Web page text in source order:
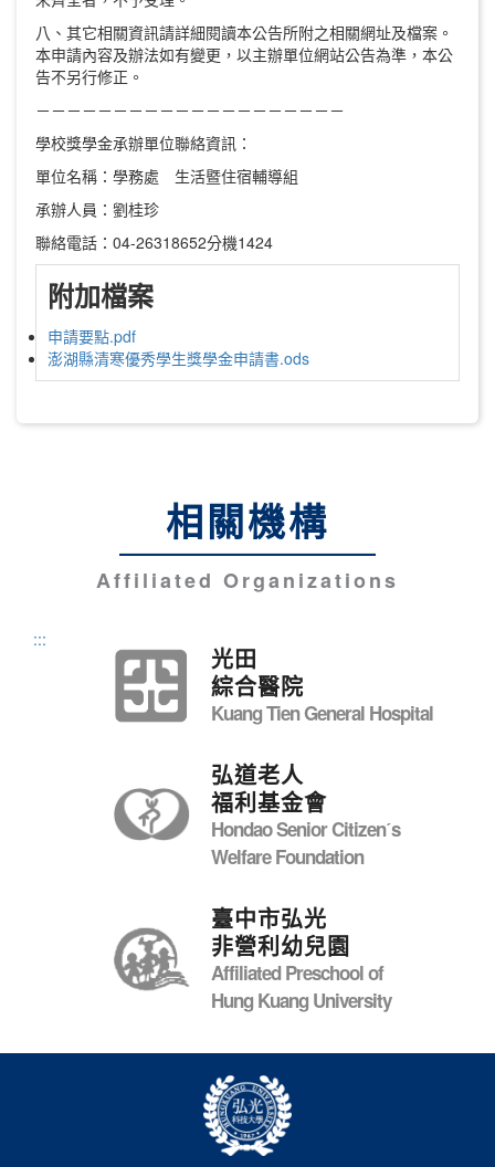
八、其它相關資訊請詳細閱讀本公告所附之相關網址及檔案。
本申請內容及辦法如有變更，以主辦單位網站公告為準，本公
告不另行修正。
－－－－－－－－－－－－－－－－－－－－
學校獎學金承辦單位聯絡資訊：
單位名稱：學務處 生活暨住宿輔導組
承辦人員：劉桂珍
聯絡電話：04-26318652分機1424
附加檔案
申請要點.pdf
澎湖縣清寒優秀學生獎學金申請書.ods
相關機構
Affiliated Organizations
:::
光田
綜合醫院
Kuang Tien General Hospital
弘道老人
福利基金會
Hondao Senior Citizenˊs
Welfare Foundation
臺中市弘光
非營利幼兒園
Affiliated Preschool of
Hung Kuang University